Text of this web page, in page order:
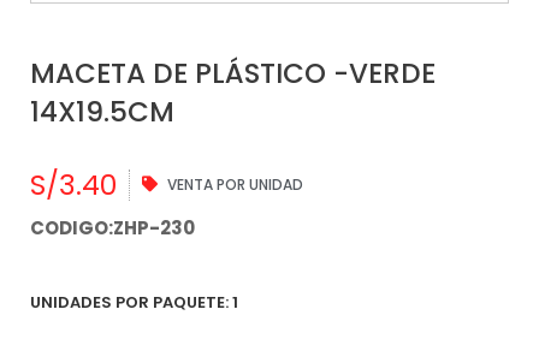
MACETA DE PLÁSTICO -VERDE
14X19.5CM
S/3.40 VENTA POR UNIDAD
CODIGO:ZHP-230
UNIDADES POR PAQUETE: 1